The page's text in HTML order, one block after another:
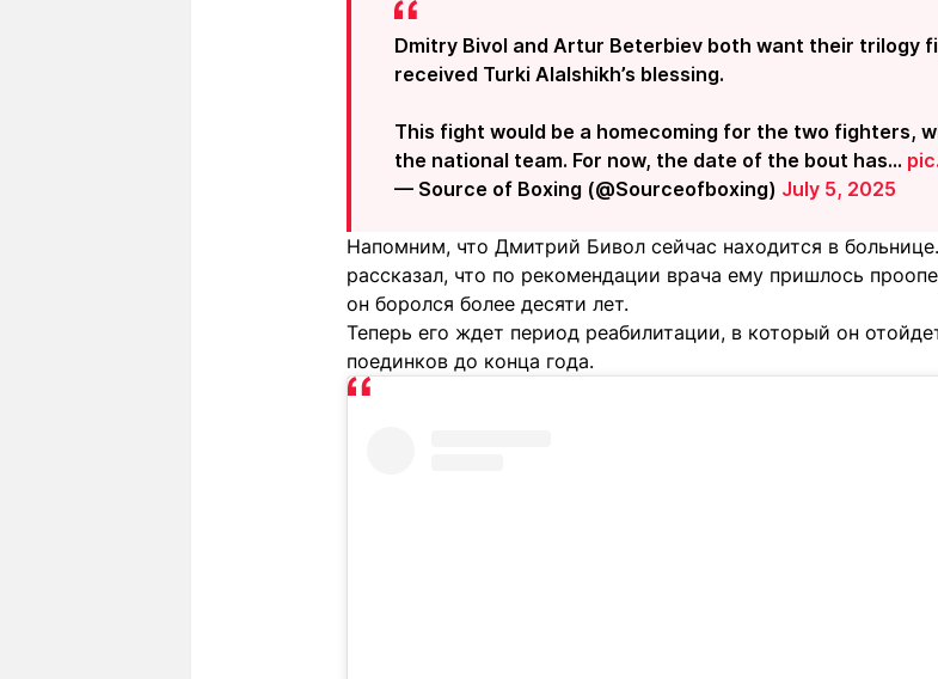
Dmitry Bivol and Artur Beterbiev both want their trilogy
received Turki Alalshikh’s blessing.
This fight would be a homecoming for the two fighters,
the national team. For now, the date of the bout has…
— Source of Boxing (@Sourceofboxing) July 5, 2025
Напомним, что Дмитрий Бивол сейчас находится в
рассказал, что по рекомендации врача ему пришлось
он боролся более десяти лет.
Теперь его ждет период реабилитации, в который он
поединков до конца года.